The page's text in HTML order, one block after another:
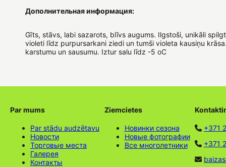
Дополнительная информация:
Gīts, stāvs, labi sazarots, blīvs augums. Ilgstoši, unikāli
violeti līdz purpursarkani ziedi un tumši violeta kausiņu
karstumu un sausumu. Iztur salu līdz -5 oC
Par mums
Par stādu audzētavu
Новости
Торговые места
Галерея
Контакты
Ziemcietes
Новинки сезона
Новые фотографии
Все многолетники
+371
+371